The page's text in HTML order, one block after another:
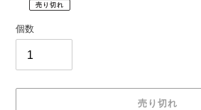
常
価
格
¥3,960
売り切れ
税
込
送
個数
売り切れ